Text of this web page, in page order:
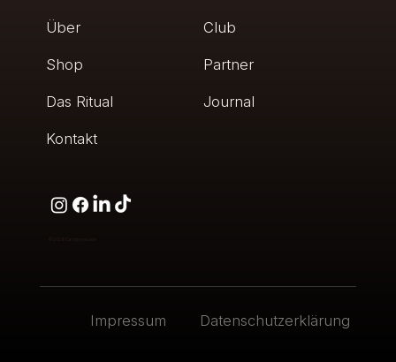
Über Club
Shop Partner
Das Ritual Journal
Kontakt
Impressum Datenschutzerklärung